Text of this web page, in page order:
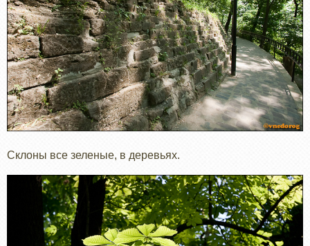
Склоны все зеленые, в деревьях.